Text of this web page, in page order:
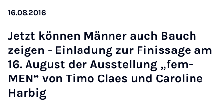
16.08.2016
Jet­zt können Män­ner auch Bauch
zei­gen - Ein­ladung zur Fin­is­sage am
16. Au­gust der Aus­s­tel­lung „fem­
MEN“ von Timo Claes und Car­oline
Har­big